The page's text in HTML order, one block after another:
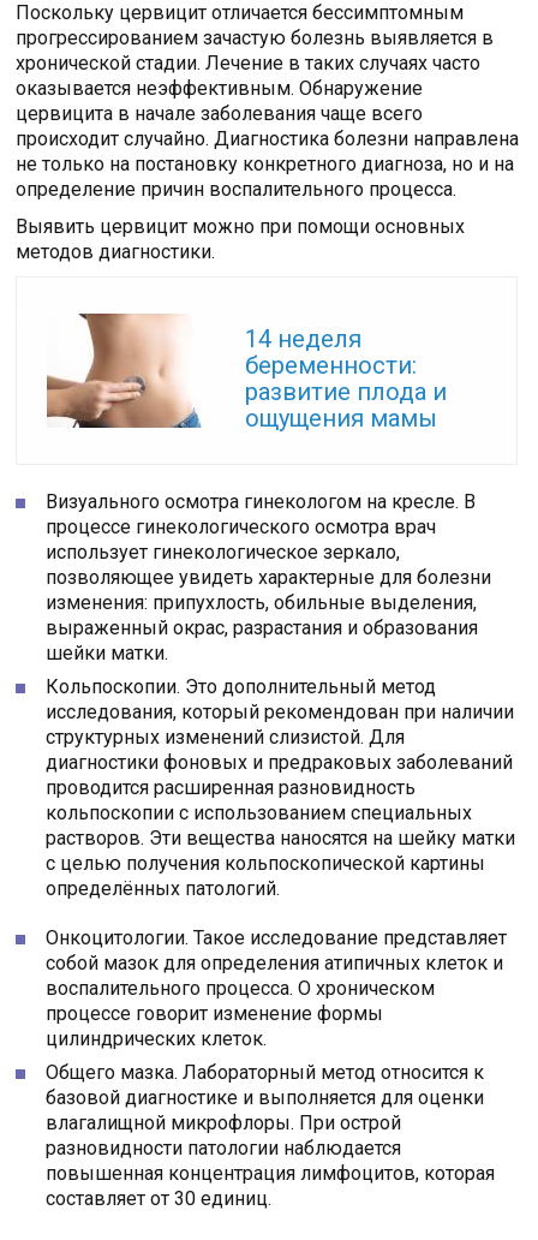
Поскольку цервицит отличается бессимптомным
прогрессированием зачастую болезнь выявляется в
хронической стадии. Лечение в таких случаях часто
оказывается неэффективным. Обнаружение
цервицита в начале заболевания чаще всего
происходит случайно. Диагностика болезни направлена
не только на постановку конкретного диагноза, но и на
определение причин воспалительного процесса.
Выявить цервицит можно при помощи основных
методов диагностики.
14 неделя
беременности:
развитие плода и
ощущения мамы
Визуального осмотра гинекологом на кресле. В
процессе гинекологического осмотра врач
использует гинекологическое зеркало,
позволяющее увидеть характерные для болезни
изменения: припухлость, обильные выделения,
выраженный окрас, разрастания и образования
шейки матки.
Кольпоскопии. Это дополнительный метод
исследования, который рекомендован при наличии
структурных изменений слизистой. Для
диагностики фоновых и предраковых заболеваний
проводится расширенная разновидность
кольпоскопии с использованием специальных
растворов. Эти вещества наносятся на шейку матки
с целью получения кольпоскопической картины
определённых патологий.
Онкоцитологии. Такое исследование представляет
собой мазок для определения атипичных клеток и
воспалительного процесса. О хроническом
процессе говорит изменение формы
цилиндрических клеток.
Общего мазка. Лабораторный метод относится к
базовой диагностике и выполняется для оценки
влагалищной микрофлоры. При острой
разновидности патологии наблюдается
повышенная концентрация лимфоцитов, которая
составляет от 30 единиц.